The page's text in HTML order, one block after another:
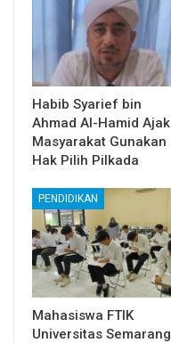
Habib Syarief bin
Ahmad Al-Hamid Ajak
Masyarakat Gunakan
Hak Pilih Pilkada
PENDIDIKAN
Mahasiswa FTIK
Universitas Semarang